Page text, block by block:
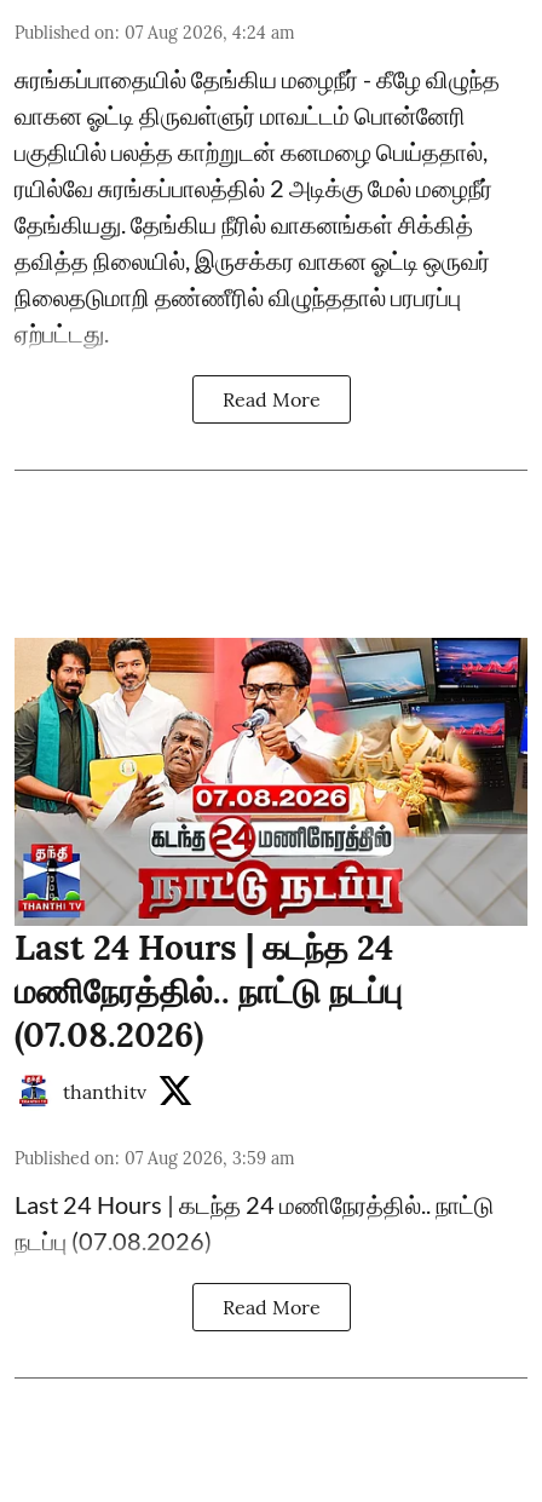
Published on: 07 Aug 2026, 4:24 am
சுரங்கப்பாதையில் தேங்கிய மழைநீர் - கீழே விழுந்த
வாகன ஓட்டி திருவள்ளுர் மாவட்டம் பொன்னேரி
பகுதியில் பலத்த காற்றுடன் கனமழை பெய்ததால்,
ரயில்வே சுரங்கப்பாலத்தில் 2 அடிக்கு மேல் மழைநீர்
தேங்கியது. தேங்கிய நீரில் வாகனங்கள் சிக்கித்
தவித்த நிலையில், இருசக்கர வாகன ஓட்டி ஒருவர்
நிலைதடுமாறி தண்ணீரில் விழுந்ததால் பரபரப்பு
ஏற்பட்டது.
Read More
Last 24 Hours | கடந்த 24
மணிநேரத்தில்.. நாட்டு நடப்பு
(07.08.2026)
thanthitv
Published on: 07 Aug 2026, 3:59 am
Last 24 Hours | கடந்த 24 மணிநேரத்தில்.. நாட்டு
நடப்பு (07.08.2026)
Read More